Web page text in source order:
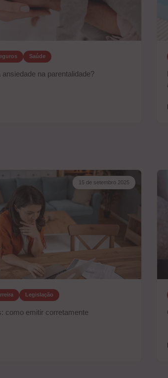
Saúde
na parentalidade?
15 de setembro 2025
Legislação
como emitir corretamente